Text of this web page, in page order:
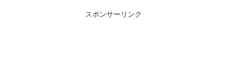
スポンサーリンク